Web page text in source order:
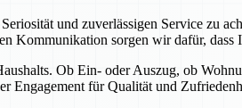
und zuverlässigen Service zu
Kommunikation sorgen wir dafür, dass
Ob Ein- oder Auszug, ob
Engagement für Qualität und